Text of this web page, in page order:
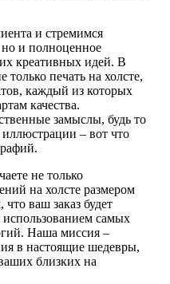
и стремимся
но и полноценное
креативных идей. В
только печать на холсте,
каждый из которых
качества.
замыслы, будь то
– вот что
не только
на холсте размером
ваш заказ будет
самых
Наша миссия –
в настоящие шедевры,
близких на